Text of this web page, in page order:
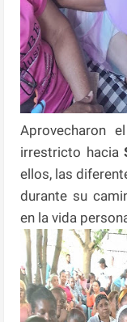
Aprovecharon
irrestricto hacia
ellos, las
durante su
en la vida